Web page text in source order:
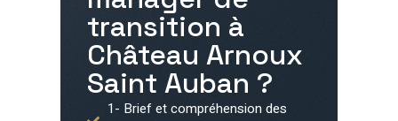
transition à
Château Arnoux
Saint Auban ?
1- Brief et compréhension des